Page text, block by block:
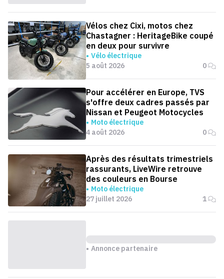
Vélos chez Cixi, motos chez
Chastagner : HeritageBike coupé
en deux pour survivre
Vélo électrique
5 août 2026
0
Pour accélérer en Europe, TVS
s'offre deux cadres passés par
Nissan et Peugeot Motocycles
Moto électrique
4 août 2026
0
Après des résultats trimestriels
rassurants, LiveWire retrouve
des couleurs en Bourse
Moto électrique
27 juillet 2026
1
Annonce partenaire